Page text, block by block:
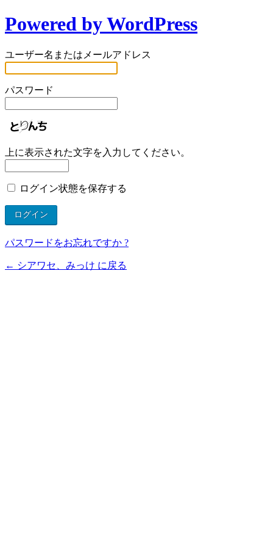
Powered by WordPress
ユーザー名またはメールアドレス
パスワード
上に表示された文字を入力してください。
ログイン状態を保存する
パスワードをお忘れですか ?
← シアワセ、みっけ に戻る